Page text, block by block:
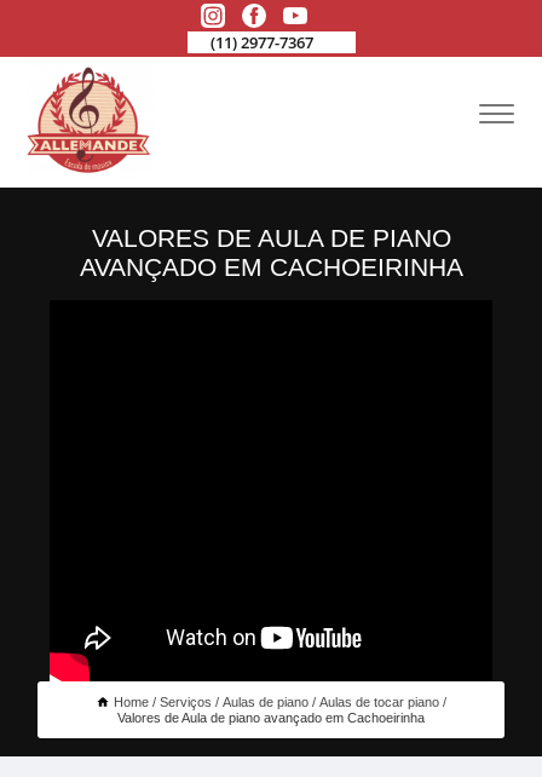
(11) 2977-7367
VALORES DE AULA DE PIANO
AVANÇADO EM CACHOEIRINHA
Home Serviços Aulas de piano
Aulas de tocar piano
Valores de Aula de piano avançado em Cachoeirinha